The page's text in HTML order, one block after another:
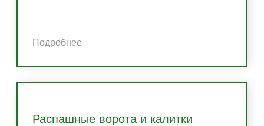
Подробнее
Распашные ворота и калитки